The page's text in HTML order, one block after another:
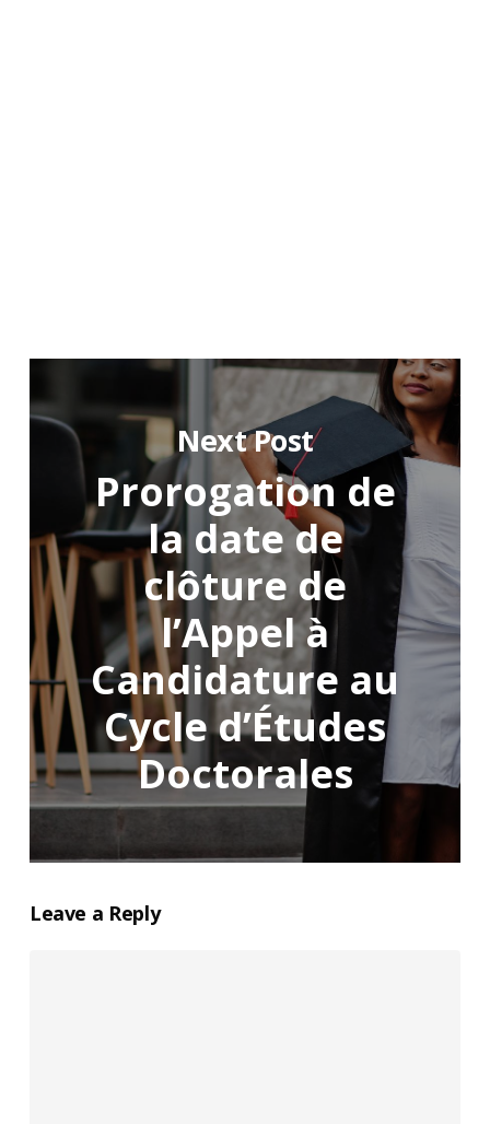
Next Post
Prorogation de
la date de
clôture de
l’Appel à
Candidature au
Cycle d’Études
Doctorales
Leave a Reply